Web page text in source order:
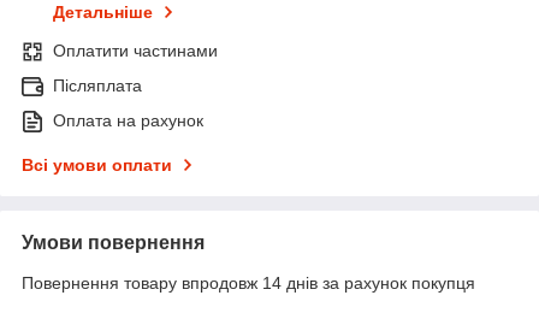
Детальніше
Оплатити частинами
Післяплата
Оплата на рахунок
Всі умови оплати
Умови повернення
Повернення товару впродовж 14 днів за рахунок покупця